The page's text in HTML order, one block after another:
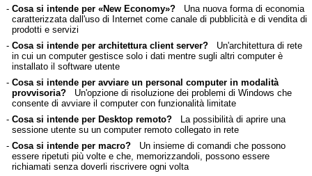
- Cosa si intende per «New Economy»?Una nuova forma di economia
caratterizzata dall'uso di Internet come canale di pubblicità e di vendita di
prodotti e servizi
- Cosa si intende per architettura client server?Un'architettura di rete
in cui un computer gestisce solo i dati mentre sugli altri computer è
installato il software utente
- Cosa si intende per avviare un personal computer in modalità
provvisoria?Un'opzione di risoluzione dei problemi di Windows che
consente di avviare il computer con funzionalità limitate
- Cosa si intende per Desktop remoto?La possibilità di aprire una
sessione utente su un computer remoto collegato in rete
- Cosa si intende per macro?Un insieme di comandi che possono
essere ripetuti più volte e che, memorizzandoli, possono essere
richiamati senza doverli riscrivere ogni volta